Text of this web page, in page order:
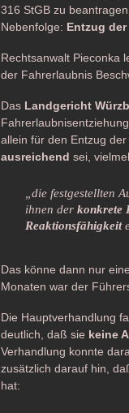
316 StGB zu
Nebenfolge: Entzug
Rechtsanwalt Pieconka
der Fahrerlaubnis
Das Landgericht
allein für den Entzug
ausreichend sei,
„die festgestellten
ihnen der konkrete
Reaktionsfähigkeit
Das könne dann nur
Monaten war der
Die Hauptverhandlung
deutlich, daß sie keine
Verhandlung konnte
zusätzlich darauf hin,
hat: